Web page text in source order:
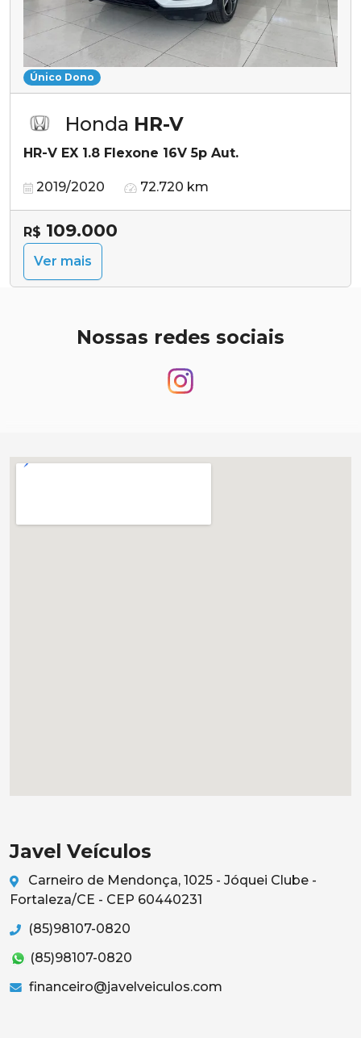
Único Dono
Honda HR-V
HR-V EX 1.8 Flexone 16V 5p Aut.
2019/2020 72.720 km
R$ 109.000
Ver mais
Nossas redes sociais
Javel Veículos
Carneiro de Mendonça, 1025 - Jóquei Clube -
Fortaleza/CE - CEP 60440231
(85)98107-0820
(85)98107-0820
financeiro@javelveiculos.com